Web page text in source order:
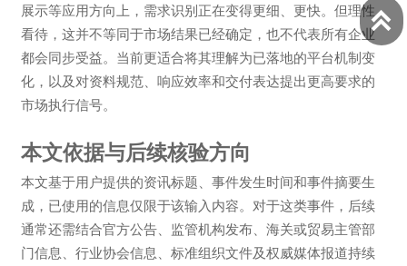
展示等应用方向上，需求识别正在变得更细、更快。但理性
看待，这并不等同于市场结果已经确定，也不代表所有企业
都会同步受益。当前更适合将其理解为已落地的平台机制变
化，以及对资料规范、响应效率和交付表达提出更高要求的
市场执行信号。
本文依据与后续核验方向
本文基于用户提供的资讯标题、事件发生时间和事件摘要生
成，已使用的信息仅限于该输入内容。对于这类事件，后续
通常还需结合官方公告、监管机构发布、海关或贸易主管部
门信息、行业协会信息、标准组织文件及权威媒体报道持续
